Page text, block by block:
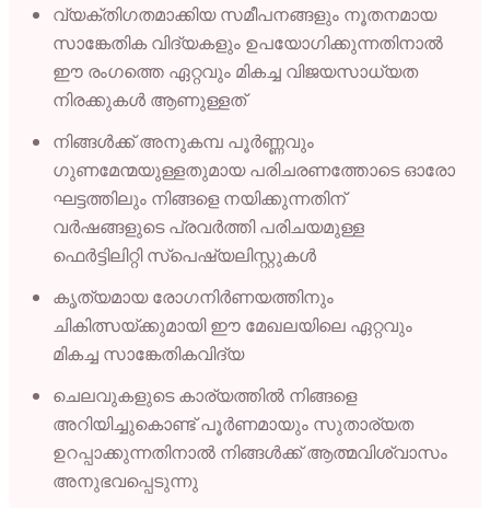
വ്യക്തിഗതമാക്കിയ സമീപനങ്ങളും നൂതനമായ
സാങ്കേതിക വിദ്യകളും ഉപയോഗിക്കുന്നതിനാൽ
ഈ രംഗത്തെ ഏറ്റവും മികച്ച വിജയസാധ്യത
നിരക്കുകൾ ആണുള്ളത്
നിങ്ങൾക്ക് അനുകമ്പ പൂർണ്ണവും
ഗുണമേന്മയുള്ളതുമായ പരിചരണത്തോടെ ഓരോ
ഘട്ടത്തിലും നിങ്ങളെ നയിക്കുന്നതിന്
വർഷങ്ങളുടെ പ്രവർത്തി പരിചയമുള്ള
ഫെർട്ടിലിറ്റി സ്പെഷ്യലിസ്റ്റുകൾ
കൃത്യമായ രോഗനിർണയത്തിനും
ചികിത്സയ്ക്കുമായി ഈ മേഖലയിലെ ഏറ്റവും
മികച്ച സാങ്കേതികവിദ്യ
ചെലവുകളുടെ കാര്യത്തിൽ നിങ്ങളെ
അറിയിച്ചുകൊണ്ട് പൂർണമായും സുതാര്യത
ഉറപ്പാക്കുന്നതിനാൽ നിങ്ങൾക്ക് ആത്മവിശ്വാസം
അനുഭവപ്പെടുന്നു